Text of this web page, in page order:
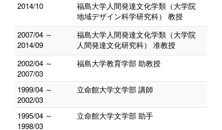
2014/10
福島大学人間発達文化学類（大学院
地域デザイン科学研究科） 教授
2007/04 ～
2014/09
福島大学人間発達文化学類（大学院
人間発達文化研究科） 准教授
2002/04 ～
2007/03
福島大学教育学部 助教授
1999/04 ～
2002/03
立命館大学文学部 講師
1995/04 ～
1998/03
立命館大学文学部 助手